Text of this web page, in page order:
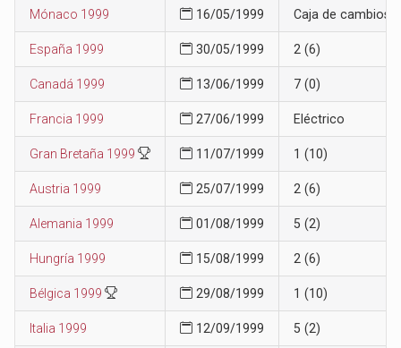
Mónaco 1999 16/05/1999 Caja de cambios
España 1999 30/05/1999 2 (6)
Canadá 1999 13/06/1999 7 (0)
Francia 1999 27/06/1999 Eléctrico
Gran Bretaña 1999 11/07/1999 1 (10)
Austria 1999 25/07/1999 2 (6)
Alemania 1999 01/08/1999 5 (2)
Hungría 1999 15/08/1999 2 (6)
Bélgica 1999 29/08/1999 1 (10)
Italia 1999 12/09/1999 5 (2)